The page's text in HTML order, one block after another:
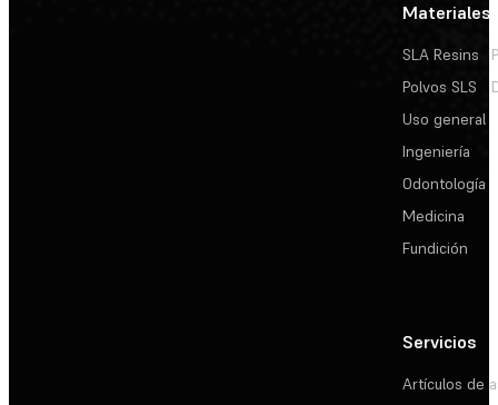
Materiales
SLA Resins
Polvos SLS
Uso general
Ingeniería
Odontología
Medicina
Fundición
Servicios
Artículos de